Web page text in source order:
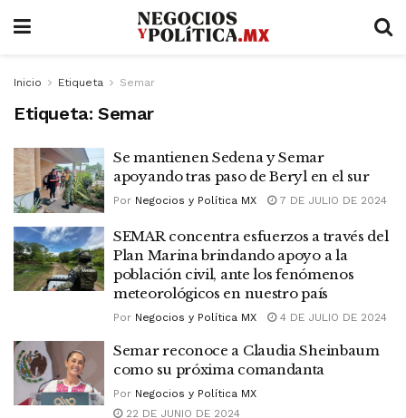
Inicio Etiqueta Semar
Etiqueta: Semar
Se mantienen Sedena y Semar
apoyando tras paso de Beryl en el sur
Por Negocios y Política MX 7 DE JULIO DE 2024
SEMAR concentra esfuerzos a través del
Plan Marina brindando apoyo a la
población civil, ante los fenómenos
meteorológicos en nuestro país
Por Negocios y Política MX 4 DE JULIO DE 2024
Semar reconoce a Claudia Sheinbaum
como su próxima comandanta
Por Negocios y Política MX
22 DE JUNIO DE 2024